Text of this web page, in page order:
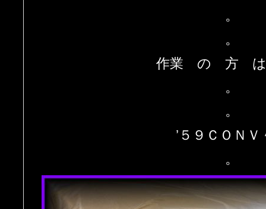
。
。
作業 の 方 は
。
。
’５９ＣＯＮＶ
。